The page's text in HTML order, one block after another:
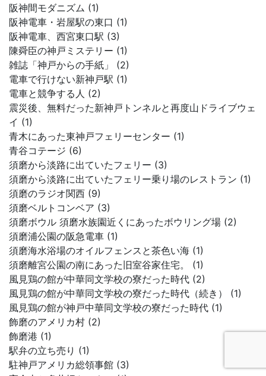
阪神間モダニズム (1)
阪神電車・岩屋駅の東口 (1)
阪神電車、西宮東口駅 (3)
陳舜臣の神戸ミステリー (1)
雑誌「神戸からの手紙」 (2)
電車で行けない新神戸駅 (1)
電車と競争する人 (2)
震災後、無料だった新神戸トンネルと再度山ドライブウェ
イ (1)
青木にあった東神戸フェリーセンター (1)
青谷コテージ (6)
須磨から淡路に出ていたフェリー (3)
須磨から淡路に出ていたフェリー乗り場のレストラン (1)
須磨のラジオ関西 (9)
須磨ベルトコンベア (3)
須磨ボウル 須磨水族園近くにあったボウリング場 (2)
須磨浦公園の阪急電車 (1)
須磨海水浴場のオイルフェンスと茶色い海 (1)
須磨離宮公園の南にあった旧室谷家住宅。 (1)
風見鶏の館が中華同文学校の寮だった時代 (2)
風見鶏の館が中華同文学校の寮だった時代（続き） (1)
風見鶏の館が神戸中華同文学校の寮だった時代 (1)
飾磨のアメリカ村 (2)
飾磨港 (1)
駅弁の立ち売り (1)
駐神戸アメリカ総領事館 (3)